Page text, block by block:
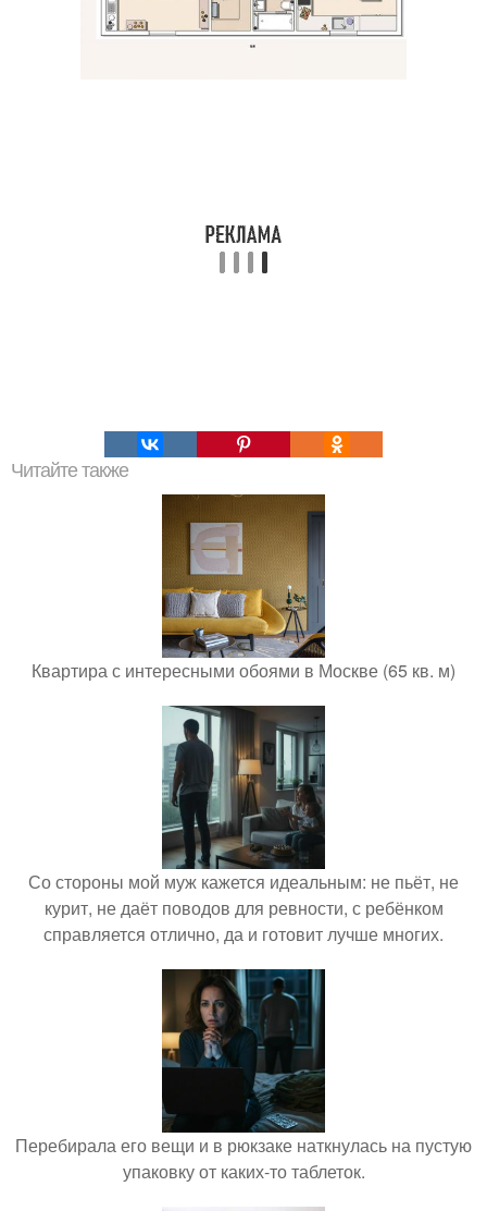
Читайте также
Квартира с интересными обоями в Москве (65 кв. м)
Со стороны мой муж кажется идеальным: не пьёт, не
курит, не даёт поводов для ревности, с ребёнком
справляется отлично, да и готовит лучше многих.
Перебирала его вещи и в рюкзаке наткнулась на пустую
упаковку от каких-то таблеток.